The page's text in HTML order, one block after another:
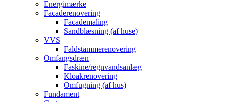
Energimærke
Facaderenovering
Facademaling
Sandblæsning (af huse)
VVS
Faldstammerenovering
Omfangsdræn
Faskine/regnvandsanlæg
Kloakrenovering
Omfugning (af hus)
Fundament